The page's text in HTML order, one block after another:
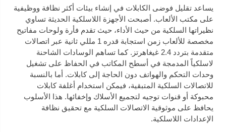
يساعد تقليل فوضى الكابلات في إنشاء بيئات أكثر نظافة ووظيفية
على مكتب الألعاب. أصبحت الأجهزة اللاسلكية الحديثة تساوي
نظيراتها السلكية من حيث الأداء، حيث تقدم فأرة ولوحات مفاتيح
مخصصة للألعاب زمن استجابة قدره 1 مللي ثانية عبر اتصالات
متقدمة بتردد 2.4 غيغاهرتز. كما تساهم الوسادات الشاحنة
لاسلكياً المدمجة في أسطح المكاتب في الحفاظ على تشغيل
وحدات التحكم والهواتف دون الحاجة إلى كابلات. أما بالنسبة
للاتصالات السلكية المتبقية، فيمكن استخدام أغلفة كابلات
محبوكة أو قنوات توجيه لتجميع الأسلاك وإخفائها. هذا الأسلوب
يحافظ على موثوقية الاتصالات السلكية مع تحقيق نظافة
الإعدادات اللاسلكية.